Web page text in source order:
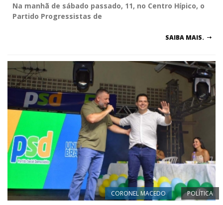
Na manhã de sábado passado, 11, no Centro Hípico, o
Partido Progressistas de
SAIBA MAIS.
CORONEL MACEDO POLÍTICA